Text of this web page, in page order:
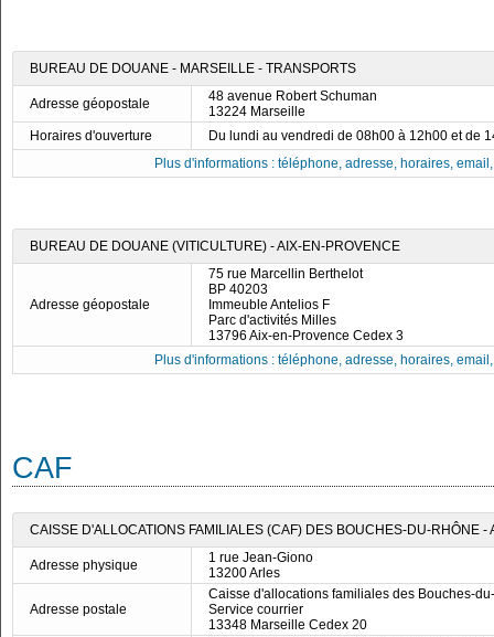
BUREAU DE DOUANE - MARSEILLE - TRANSPORTS
Adresse géopostale
48 avenue Robert Schuman
13224 Marseille
Horaires d'ouverture
Du lundi au vendredi de 08h00 à 12h00 et de
Plus d'informations : téléphone, adresse, horaires,
BUREAU DE DOUANE (VITICULTURE) - AIX-EN-PROVENCE
Adresse géopostale
75 rue Marcellin Berthelot
BP 40203
Immeuble Antelios F
Parc d'activités Milles
13796 Aix-en-Provence Cedex 3
Plus d'informations : téléphone, adresse, horaires,
CAF
CAISSE D'ALLOCATIONS FAMILIALES (CAF) DES BOUCHES-DU-RHÔNE -
Adresse physique
1 rue Jean-Giono
13200 Arles
Adresse postale
Caisse d'allocations familiales des Bouches-
Service courrier
13348 Marseille Cedex 20